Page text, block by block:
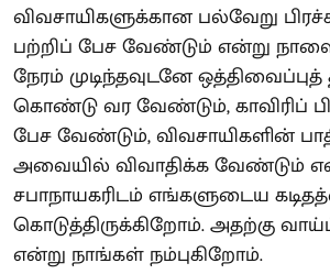
விவசாயிகளுக்கான பல்வேறு
பற்றிப் பேச வேண்டும் என்று
நேரம் முடிந்தவுடனே
கொண்டு வர வேண்டும், காவிரிப்
பேச வேண்டும், விவசாயிகளின்
அவையில் விவாதிக்க வேண்டும்
சபாநாயகரிடம் எங்களுடைய
கொடுத்திருக்கிறோம். அதற்கு
என்று நாங்கள் நம்புகிறோம்.